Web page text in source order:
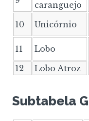
caranguejo
10 Unicórnio
11 Lobo
12
Lobo Atroz
Subtabela